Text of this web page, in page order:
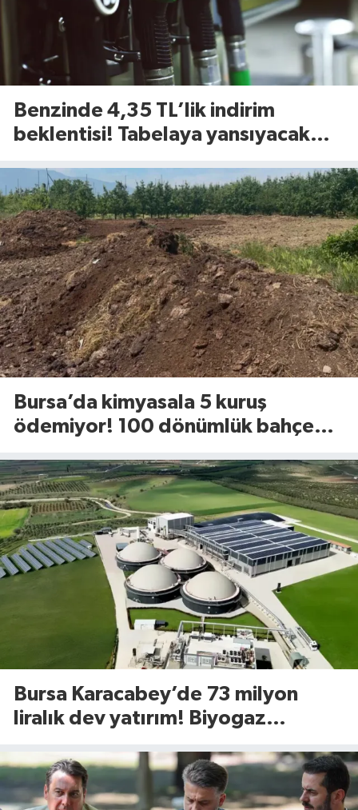
Benzinde 4,35 TL’lik indirim
beklentisi! Tabelaya yansıyacak
Bursa’da kimyasala 5 kuruş
ödemiyor! 100 dönümlük bahçede
Bursa Karacabey’de 73 milyon
liralık dev yatırım! Biyogaz
yükseliyor